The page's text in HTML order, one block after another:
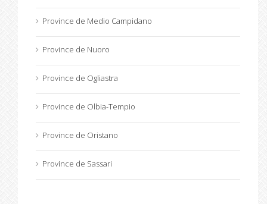
Province de Medio Campidano
Province de Nuoro
Province de Ogliastra
Province de Olbia-Tempio
Province de Oristano
Province de Sassari